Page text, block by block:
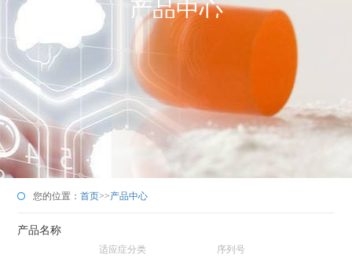
产品中心
您的位置：首页>>产品中心
产品名称
序列号
适应症分类